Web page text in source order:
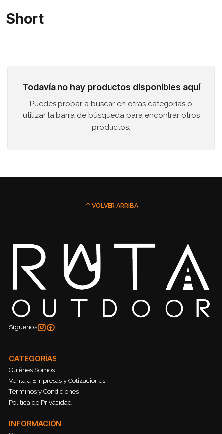
Short
Todavía no hay productos disponibles aquí
Puedes probar a buscar en otras categorías o
utilizar la barra de búsqueda para encontrar otros
productos.
VOLVER ARRIBA
Síguenos
CATEGORÍAS
Quiénes Somos
Venta a Empresas y Cotizaciones
Terminos y Condiciones
Política de Privacidad
INFORMACIÓN